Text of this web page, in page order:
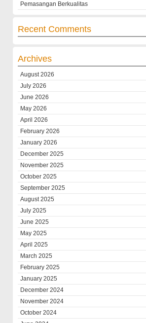
Pemasangan Berkualitas
Recent Comments
Archives
August 2026
July 2026
June 2026
May 2026
April 2026
February 2026
January 2026
December 2025
November 2025
October 2025
September 2025
August 2025
July 2025
June 2025
May 2025
April 2025
March 2025
February 2025
January 2025
December 2024
November 2024
October 2024